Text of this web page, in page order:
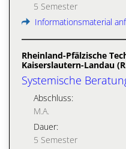
5 Semester
Informationsmaterial
Rheinland-Pfälzische
Kaiserslautern-Landau
Systemische
Abschluss:
M.A.
Dauer:
5 Semester